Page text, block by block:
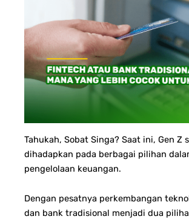
Tahukah, Sobat Singa? Saat ini, Gen Z
dihadapkan pada berbagai pilihan
pengelolaan keuangan.
Dengan pesatnya perkembangan
dan bank tradisional menjadi dua